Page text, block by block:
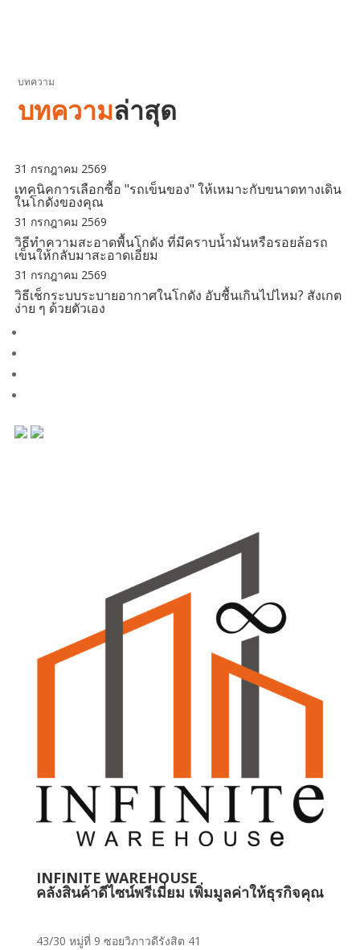
บทความ
บทความล่าสุด
31 กรกฎาคม 2569
เทคนิคการเลือกซื้อ "รถเข็นของ" ให้เหมาะกับขนาดทางเดิน
ในโกดังของคุณ
31 กรกฎาคม 2569
วิธีทำความสะอาดพื้นโกดัง ที่มีคราบน้ำมันหรือรอยล้อรถ
เข็นให้กลับมาสะอาดเอี่ยม
31 กรกฎาคม 2569
วิธีเช็กระบบระบายอากาศในโกดัง อับชื้นเกินไปไหม? สังเกต
ง่าย ๆ ด้วยตัวเอง
INFINITE WAREHOUSE
คลังสินค้าดีไซน์พรีเมี่ยม เพิ่มมูลค่าให้ธุรกิจคุณ
43/30 หมู่ที่ 9 ซอยวิภาวดีรังสิต 41